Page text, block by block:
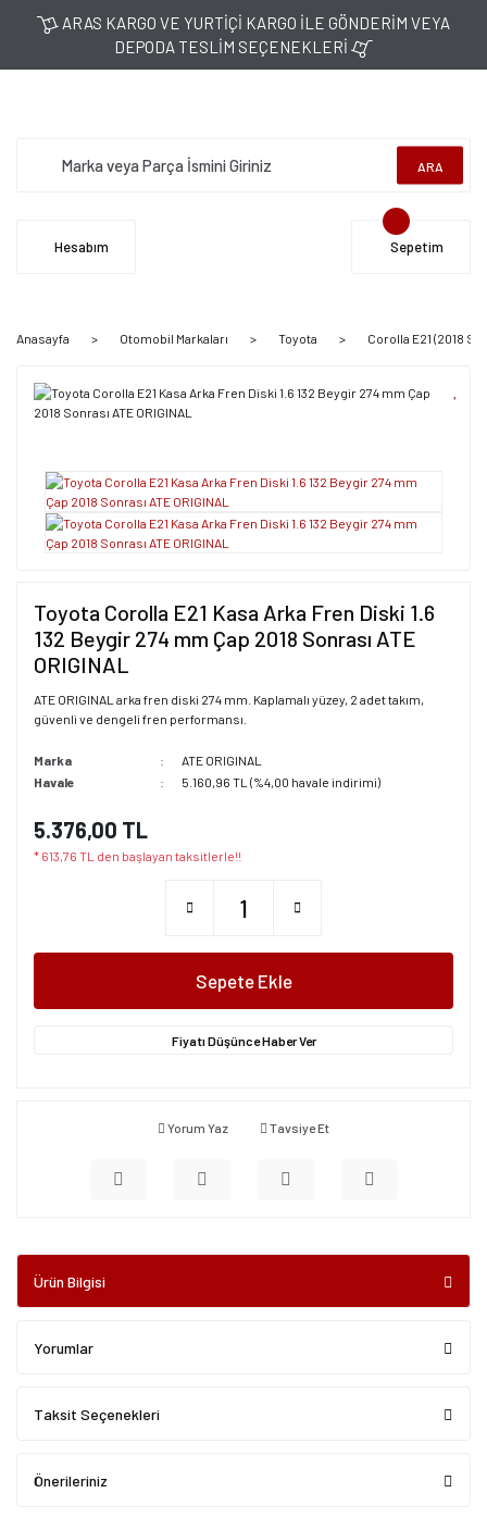
ARAS KARGO VE YURTİÇİ KARGO İLE GÖNDERİM VEYA
DEPODA TESLİM SEÇENEKLERİ
ARA
Hesabım Sepetim
Anasayfa Otomobil Markaları Toyota Corolla E21 (2018
Toyota Corolla E21 Kasa Arka Fren Diski 1.6
132 Beygir 274 mm Çap 2018 Sonrası ATE
ORIGINAL
ATE ORIGINAL arka fren diski 274 mm. Kaplamalı yüzey, 2 adet takım,
güvenli ve dengeli fren performansı.
Marka
ATE ORIGINAL
Havale
5.160,96 TL (%4,00 havale indirimi)
5.376,00 TL
* 613,76 TL den başlayan taksitlerle!!
Sepete Ekle
Fiyatı Düşünce Haber Ver
Yorum Yaz Tavsiye Et
Ürün Bilgisi
Yorumlar
Taksit Seçenekleri
Önerileriniz